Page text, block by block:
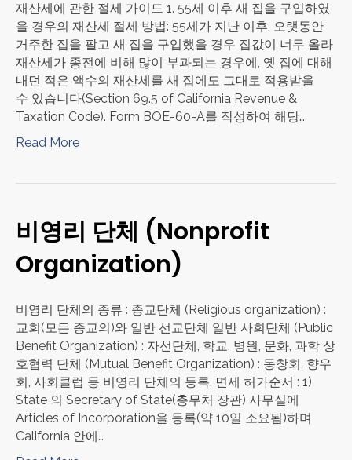
재산세에 관한 절세 가이드 1. 55세 이후 새 집을 구입하였
을 경우의 재산세 절세 방법: 55세가 지난 이후, 오랫동안
거주한 집을 팔고 새 집을 구입했을 경우 집값이 너무 올라
재산세가 종전에 비해 많이 부과되는 경우에, 옛 집에 대해
내던 적은 액수의 재산세를 새 집에도 그대로 적용받을
수 있습니다(Section 69.5 of California Revenue &
Taxation Code). Form BOE-60-A를 작성하여 해당…
Read More
비영리 단체 (Nonprofit
Organization)
비영리 단체의 종류 : 종교단체 (Religious organization) :
교회(모든 종교의)와 일반 선교단체 일반 사회단체 (Public
Benefit Organization) : 자선단체, 학교, 병원, 문화, 과학 상
호협력 단체 (Mutual Benefit Organization) : 동창회, 향우
회, 사회클럽 등 비영리 단체의 등록, 면세 허가순서 : 1)
State 의 Secretary of State(총무처 장관) 사무실에
Articles of Incorporation을 등록(약 10일 소요됨)하며
California 안에…